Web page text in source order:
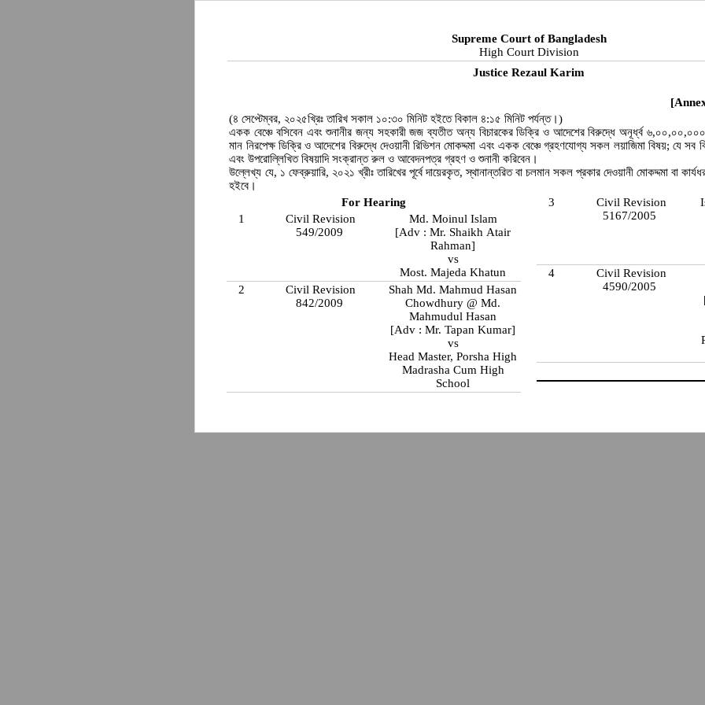
Supreme Court of Bangladesh
High Court Division
Justice Rezaul Karim
(৪ সেপ্টেম্বর, ২০২৫খ্রিঃ তারিখ সকাল ১০:৩০ মিনিট হইতে বিকাল ৪:১৫ মিনিট পর্যন্ত।)
একক বেঞ্চে বসিবেন এবং শুনানীর জন্য সহকারী জজ ব্যতীত অন্য বিচারকের ডিক্রি ও আদেশের বিরুদ্ধে অনূর্ধ্ব
মান নিরপেক্ষ ডিক্রি ও আদেশের বিরুদ্ধে দেওয়ানী রিভিশন মোকদ্দমা এবং একক বেঞ্চে গ্রহণযোগ্য সকল লয়াজিমা বিষয়; যে সব
এবং উপরোল্লিখিত বিষয়াদি সংক্রান্ত রুল ও আবেদনপত্র গ্রহণ ও শুনানী করিবেন।
উল্লেখ্য যে, ১ ফেব্রুয়ারি, ২০২১ খ্রীঃ তারিখের পূর্বে দায়েরকৃত, স্থানান্তরিত বা চলমান সকল প্রকার দেওয়ানী মোকদ্দমা বা
হইবে।
For Hearing
1
Civil Revision
549/2009
Md. Moinul Islam
[Adv : Mr. Shaikh Atair
Rahman]
vs
Most. Majeda Khatun
2
Civil Revision
842/2009
Shah Md. Mahmud Hasan
Chowdhury @ Md.
Mahmudul Hasan
[Adv : Mr. Tapan Kumar]
vs
Head Master, Porsha High
Madrasha Cum High
School
3
Civil Revision
5167/2005
4
Civil Revision
4590/2005